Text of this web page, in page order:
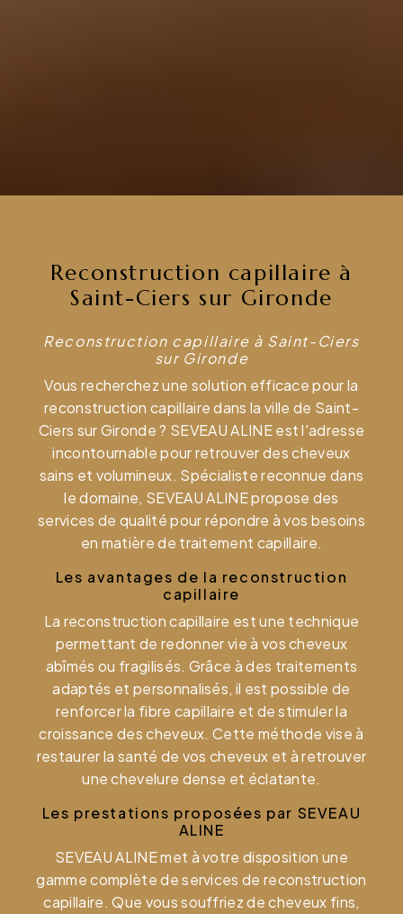
Reconstruction capillaire à
Saint-Ciers sur Gironde
Reconstruction capillaire à Saint-Ciers
sur Gironde
Vous recherchez une solution efficace pour la
reconstruction capillaire dans la ville de Saint-
Ciers sur Gironde ? SEVEAU ALINE est l'adresse
incontournable pour retrouver des cheveux
sains et volumineux. Spécialiste reconnue dans
le domaine, SEVEAU ALINE propose des
services de qualité pour répondre à vos besoins
en matière de traitement capillaire.
Les avantages de la reconstruction
capillaire
La reconstruction capillaire est une technique
permettant de redonner vie à vos cheveux
abîmés ou fragilisés. Grâce à des traitements
adaptés et personnalisés, il est possible de
renforcer la fibre capillaire et de stimuler la
croissance des cheveux. Cette méthode vise à
restaurer la santé de vos cheveux et à retrouver
une chevelure dense et éclatante.
Les prestations proposées par SEVEAU
ALINE
SEVEAU ALINE met à votre disposition une
gamme complète de services de reconstruction
capillaire. Que vous souffriez de cheveux fins,